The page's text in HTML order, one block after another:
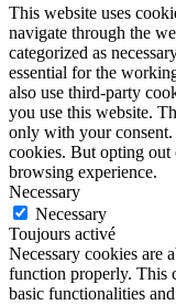
This website uses
navigate through the
categorized as
essential for the
also use third-party
you use this website.
only with your consent.
cookies. But opting out
browsing experience.
Necessary
Necessary
Toujours activé
Necessary cookies are
function properly. This
basic functionalities